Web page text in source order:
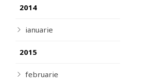
2014
ianuarie
2015
februarie